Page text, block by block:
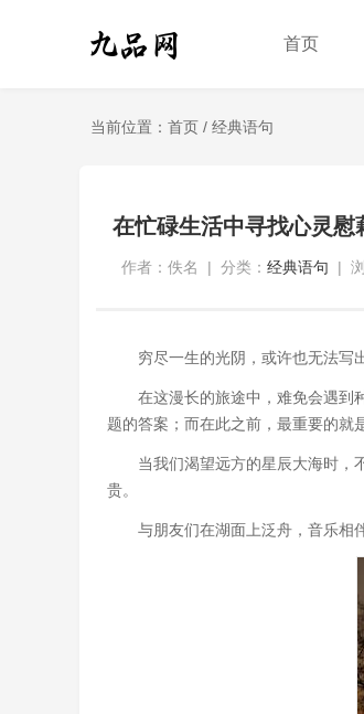
首页
当前位置： 首页 / 经典语句
在忙碌生活中寻找心灵
作者：佚名 | 分类： 经典语句 |
穷尽一生的光阴，或许也无法写
在这漫长的旅途中，难免会遇到
题的答案；而在此之前，最重要的就
当我们渴望远方的星辰大海时，
贵。
与朋友们在湖面上泛舟，音乐相